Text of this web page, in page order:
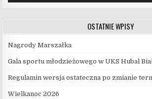
OSTATNIE WPISY
Nagrody Marszałka
Gala sportu młodzieżowego w UKS Hubal
Regulamin wersja ostateczna po zmianie
Wielkanoc 2026